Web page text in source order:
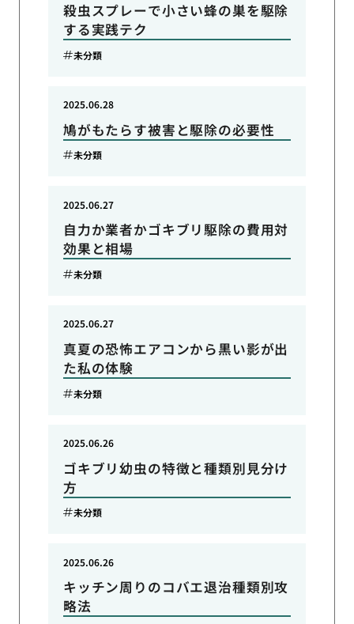
殺虫スプレーで小さい蜂の巣を駆除
する実践テク
未分類
鳩がもたらす被害と駆除の必要性
2025.06.28
未分類
自力か業者かゴキブリ駆除の費用対
効果と相場
2025.06.27
未分類
真夏の恐怖エアコンから黒い影が出
た私の体験
2025.06.27
未分類
ゴキブリ幼虫の特徴と種類別見分け
方
2025.06.26
未分類
キッチン周りのコバエ退治種類別攻
略法
2025.06.26